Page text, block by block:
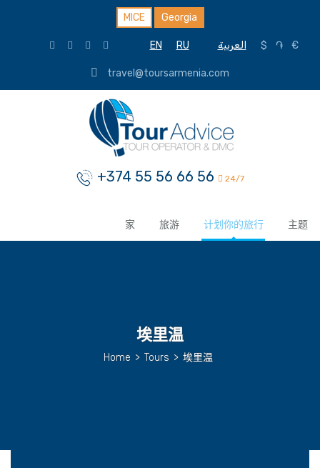
MICE Georgia
EN RU العربية $ ֏ €
travel@toursarmenia.com
+374 55 56 66 56 24/7
家 旅游 计划你的旅行 主题
埃里温
Home > Tours > 埃里温